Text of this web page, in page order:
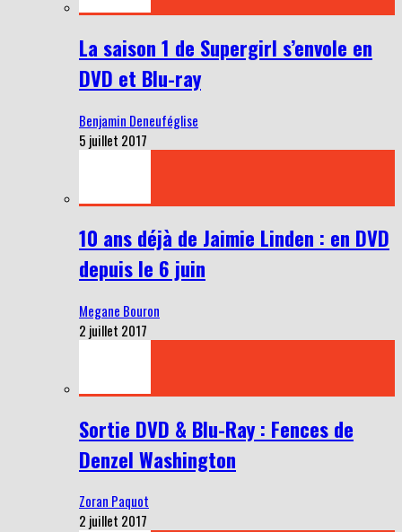
La saison 1 de Supergirl s’envole en
DVD et Blu-ray
Benjamin Deneuféglise
5 juillet 2017
10 ans déjà de Jaimie Linden : en DVD
depuis le 6 juin
Megane Bouron
2 juillet 2017
Sortie DVD & Blu-Ray : Fences de
Denzel Washington
Zoran Paquot
2 juillet 2017